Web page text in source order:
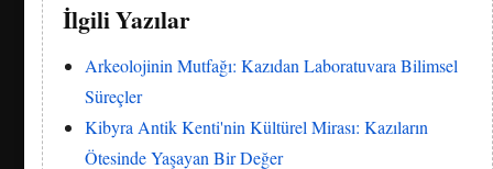
İlgili Yazılar
Arkeolojinin Mutfağı: Kazıdan Laboratuvara Bilimsel
Süreçler
Kibyra Antik Kenti'nin Kültürel Mirası: Kazıların
Ötesinde Yaşayan Bir Değer